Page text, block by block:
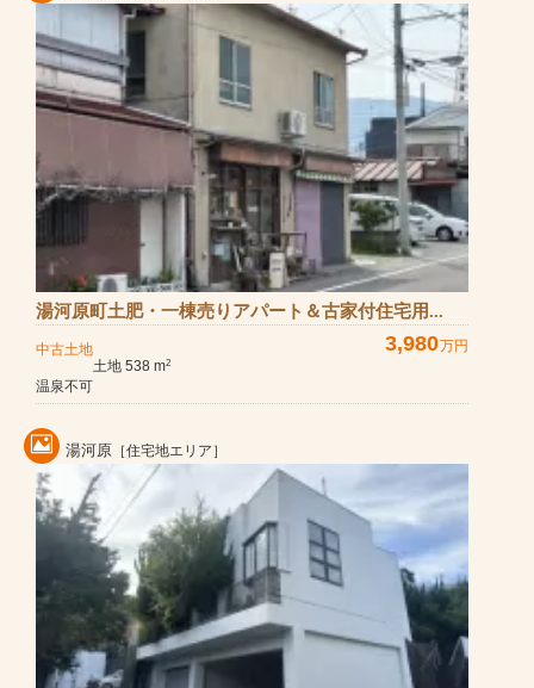
湯河原町土肥・一棟売りアパート＆古家付住宅用...
中古土地 3,980万円
土地 538 m2
温泉不可
湯河原 ［住宅地エリア］